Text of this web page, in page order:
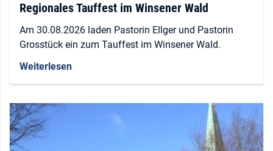
Regionales Tauffest im Winsener Wald
Am 30.08.2026 laden Pastorin Ellger und Pastorin
Grosstück ein zum Tauffest im Winsener Wald.
Weiterlesen